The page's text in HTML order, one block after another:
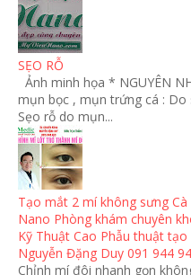
SẸO RỖ
Ảnh minh họa * NGUYÊN
mụn bọc , mụn trứng cá :
Sẹo rỗ do mụn...
Tạo mắt 2 mí không sưng
Nano Phòng khám chuyên
Kỹ Thuật Cao Phẫu thuật
Nguyễn Đặng Duy 091 944
Chỉnh mí đôi nhanh gọn